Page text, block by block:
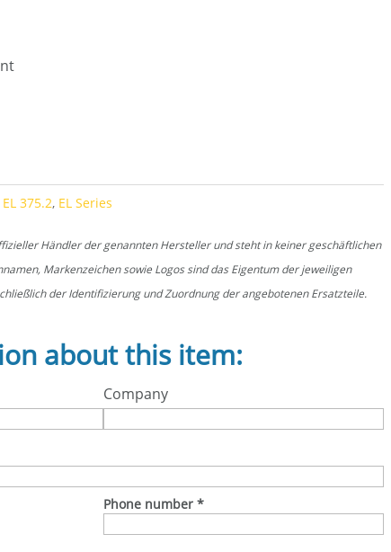
EL 375.2, EL Series
Händler der genannten Hersteller und steht in keiner geschäftlichen
Markenzeichen sowie Logos sind das Eigentum der jeweiligen
der Identifizierung und Zuordnung der angebotenen Ersatzteile.
about this item:
Company
Phone number *